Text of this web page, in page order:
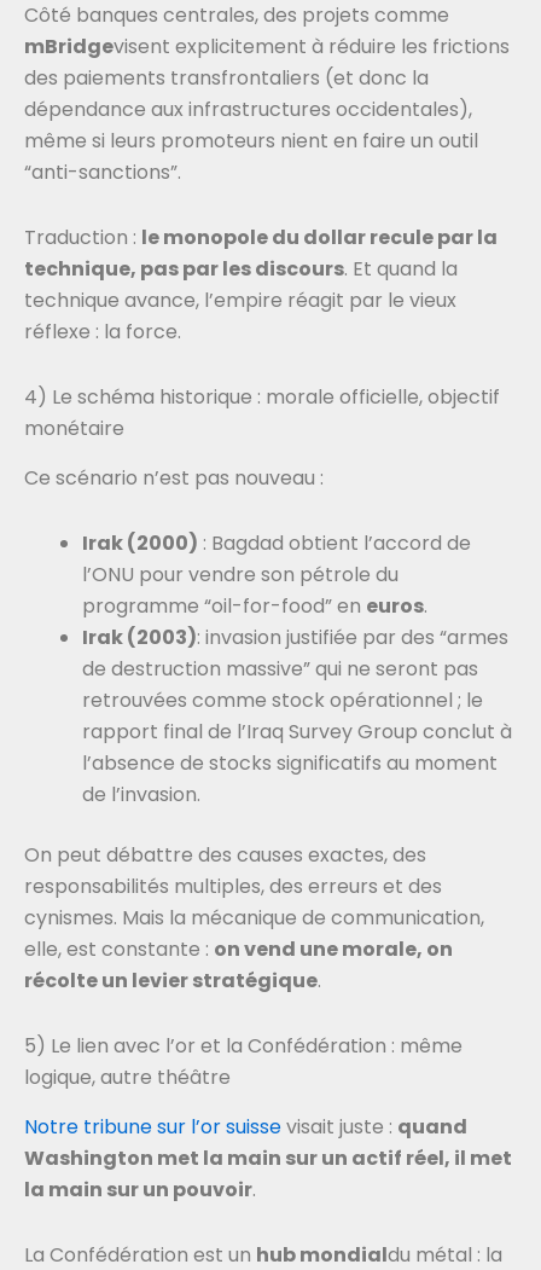
Côté banques centrales, des projets comme
mBridgevisent explicitement à réduire les frictions
des paiements transfrontaliers (et donc la
dépendance aux infrastructures occidentales),
même si leurs promoteurs nient en faire un outil
“anti-sanctions”.
Traduction : le monopole du dollar recule par la
technique, pas par les discours. Et quand la
technique avance, l’empire réagit par le vieux
réflexe : la force.
4) Le schéma historique : morale officielle, objectif
monétaire
Ce scénario n’est pas nouveau :
Irak (2000) : Bagdad obtient l’accord de
l’ONU pour vendre son pétrole du
programme “oil-for-food” en euros.
Irak (2003): invasion justifiée par des “armes
de destruction massive” qui ne seront pas
retrouvées comme stock opérationnel ; le
rapport final de l’Iraq Survey Group conclut à
l’absence de stocks significatifs au moment
de l’invasion.
On peut débattre des causes exactes, des
responsabilités multiples, des erreurs et des
cynismes. Mais la mécanique de communication,
elle, est constante : on vend une morale, on
récolte un levier stratégique.
5) Le lien avec l’or et la Confédération : même
logique, autre théâtre
Notre tribune sur l’or suissevisait juste : quand
Washington met la main sur un actif réel, il met
la main sur un pouvoir.
La Confédération est un hub mondialdu métal : la